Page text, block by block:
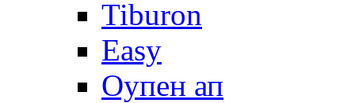
Tiburon
Easy
Оупен ап